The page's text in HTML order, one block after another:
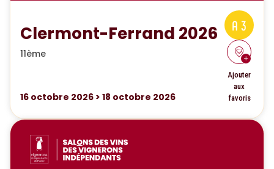
Clermont-Ferrand 2026
11ème
16 octobre 2026 > 18 octobre 2026
A 3
Ajouter
aux
favoris